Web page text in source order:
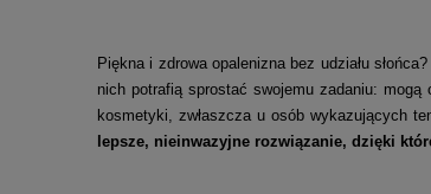
Piękna i zdrowa opalenizna bez udziału
nich potrafią sprostać swojemu zadaniu:
kosmetyki, zwłaszcza u osób wykazujących
lepsze, nieinwazyjne rozwiązanie, dzięki